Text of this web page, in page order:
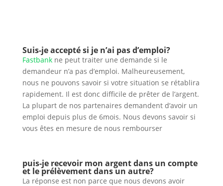
Suis-je accepté si je n’ai pas d’emploi?
Fastbankne peut traiter une demande si le
demandeur n’a pas d’emploi. Malheureusement,
nous ne pouvons savoir si votre situation se rétablira
rapidement. Il est donc difficile de prêter de l’argent.
La plupart de nos partenaires demandent d’avoir un
emploi depuis plus de 6mois. Nous devons savoir si
vous êtes en mesure de nous rembourser
puis-je recevoir mon argent dans un compte
et le prélèvement dans un autre?
La réponse est non parce que nous devons avoir